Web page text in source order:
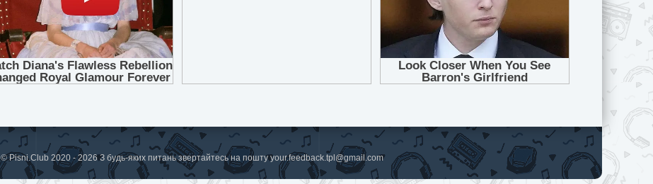
© Pisni.Club 2020 - 2026 З будь-яких питань звертайтесь на поштуyour.feedback.tpl@gmail.com